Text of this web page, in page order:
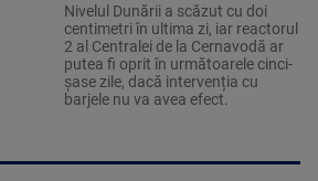
Nivelul Dunării a scăzut cu doi
centimetri în ultima zi, iar reactorul
2 al Centralei de la Cernavodă ar
putea fi oprit în următoarele cinci-
șase zile, dacă intervenția cu
barjele nu va avea efect.